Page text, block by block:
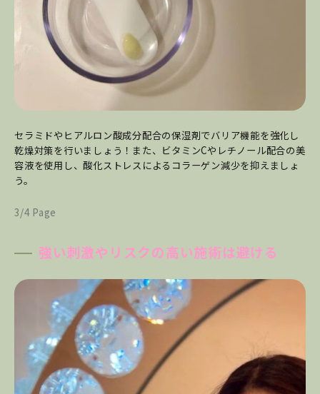
セラミドやヒアルロン酸成分配合の保湿剤でバリア機能を強化し
乾燥対策を行いましょう！また、ビタミンCやレチノール配合の美
容液を使用し、酸化ストレスによるコラーゲン減少を抑えましょ
う。
3/4 Page
強い刺激やリスクの高い施術は避ける